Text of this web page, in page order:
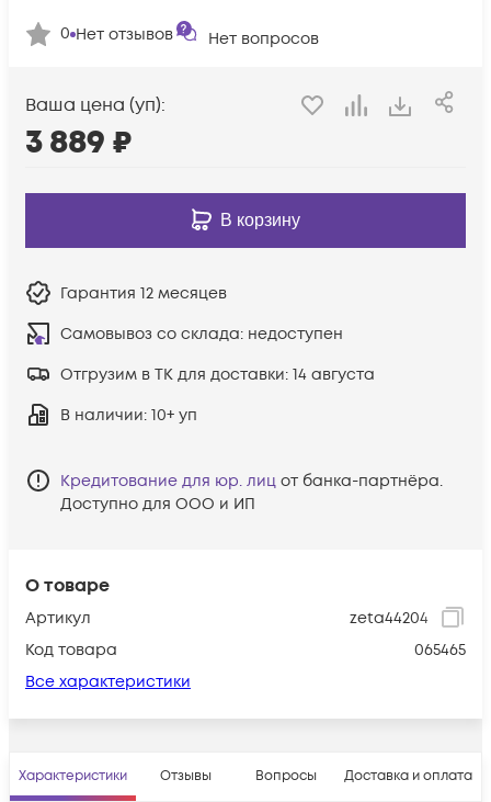
О товаре
Артикул
zeta44204
Код товара
065465
Все характеристики
0 Нет отзывов Нет вопросов
Ваша цена (уп):
3 889 ₽
В корзину
Гарантия 12 месяцев
Самовывоз со склада: недоступен
Отгрузим в ТК для доставки: 14 августа
В наличии: 10+ уп
Кредитование для юр. лиц от банка-партнёра.
Доступно для ООО и ИП
Характеристики Отзывы Вопросы Доставка и оплата